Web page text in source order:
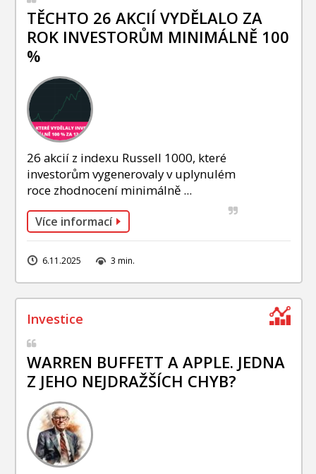
INVESTIČNÍ STRATEGIE
FOND SLAVIC CAPITAL
TĚCHTO 26 AKCIÍ VYDĚLALO ZA
ROK INVESTORŮM MINIMÁLNĚ 100
%
26 akcií z indexu Russell 1000, které
investorům vygenerovaly v uplynulém
roce zhodnocení minimálně ...
Více informací
6.11.2025 3 min.
WARREN BUFFETT A APPLE. JEDNA
Z JEHO NEJDRAŽŠÍCH CHYB?